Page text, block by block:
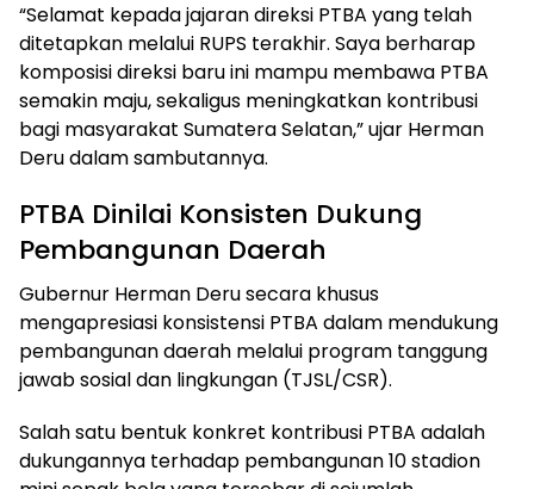
“Selamat kepada jajaran direksi PTBA yang telah
ditetapkan melalui RUPS terakhir. Saya berharap
komposisi direksi baru ini mampu membawa PTBA
semakin maju, sekaligus meningkatkan kontribusi
bagi masyarakat Sumatera Selatan,” ujar Herman
Deru dalam sambutannya.
PTBA Dinilai Konsisten Dukung
Pembangunan Daerah
Gubernur Herman Deru secara khusus
mengapresiasi konsistensi PTBA dalam mendukung
pembangunan daerah melalui program tanggung
jawab sosial dan lingkungan (TJSL/CSR).
Salah satu bentuk konkret kontribusi PTBA adalah
dukungannya terhadap pembangunan 10 stadion